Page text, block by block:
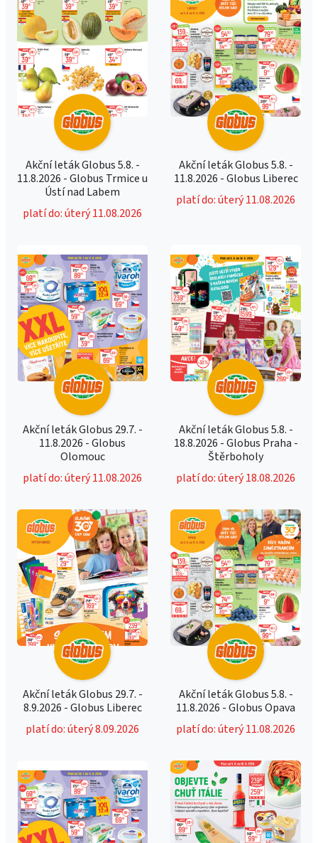
Akční leták Globus 5.8. -
11.8.2026 - Globus Trmice u
Ústí nad Labem
platí do: úterý 11.08.2026
Akční leták Globus 5.8. -
11.8.2026 - Globus Liberec
platí do: úterý 11.08.2026
Akční leták Globus 29.7. -
11.8.2026 - Globus
Olomouc
platí do: úterý 11.08.2026
Akční leták Globus 5.8. -
18.8.2026 - Globus Praha -
Štěrboholy
platí do: úterý 18.08.2026
Akční leták Globus 29.7. -
8.9.2026 - Globus Liberec
platí do: úterý 8.09.2026
Akční leták Globus 5.8. -
11.8.2026 - Globus Opava
platí do: úterý 11.08.2026